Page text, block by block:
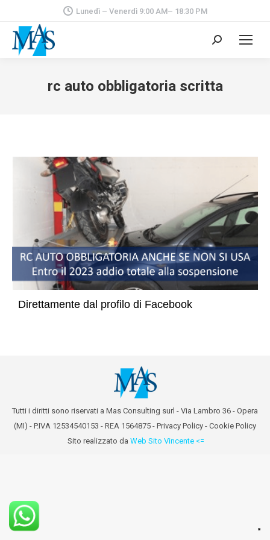
Lunedì – Venerdì 9:00 AM– 18:30 PM
Cerca:
rc auto obbligatoria scritta
Direttamente dal profilo di Facebook
Tutti i diritti sono riservati a Mas Consulting surl - Via Lambro 36 - Opera
(MI) - P.IVA 12534540153 - REA 1564875 - Privacy Policy - Cookie Policy
Sito realizzato da Web Sito Vincente <=